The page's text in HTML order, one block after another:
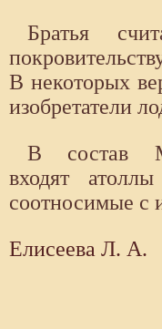
Братья
В некоторых
изобретатели
В состав
входят
соотносимые с
Елисеева Л. А.